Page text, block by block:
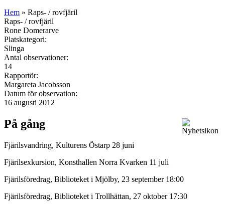
Hem » Raps- / rovfjäril
Raps- / rovfjäril
Rone Domerarve
Platskategori:
Slinga
Antal observationer:
14
Rapportör:
Margareta Jacobsson
Datum för observation:
16 augusti 2012
På gång
Fjärilsvandring, Kulturens Östarp 28 juni
Fjärilsexkursion, Konsthallen Norra Kvarken 11 juli
Fjärilsföredrag, Biblioteket i Mjölby, 23 september 18:00
Fjärilsföredrag, Biblioteket i Trollhättan, 27 oktober 17:30